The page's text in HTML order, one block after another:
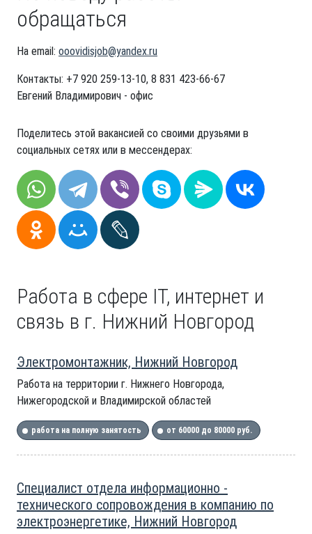
обращаться
На email: ooovidisjob@yandex.ru
Контакты: +7 920 259-13-10, 8 831 423-66-67
Евгений Владимирович - офис
Поделитесь этой вакансией со своими друзьями в
социальных сетях или в мессендерах:
Работа в сфере IT, интернет и
связь в г. Нижний Новгород
Электромонтажник, Нижний Новгород
Работа на территории г. Нижнего Новгорода,
Нижегородской и Владимирской областей
работа на полную занятость от 60000 до 80000 руб.
Специалист отдела информационно -
технического сопровождения в компанию по
электроэнергетике, Нижний Новгород